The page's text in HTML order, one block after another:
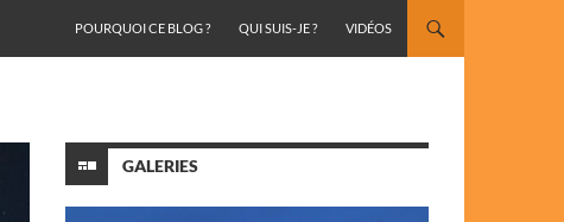
POURQUOI CE BLOG ?
QUI SUIS-JE ? VIDÉOS
GALERIES